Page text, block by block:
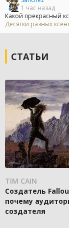
1 час назад
Какой прекрасный
Десятки разных
СТАТЬИ
TIM CAIN
Создатель
почему
создателя